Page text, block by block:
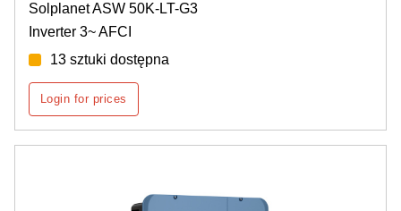
Solplanet ASW 50K-LT-G3
Inverter 3~ AFCI
13 sztuki dostępna
Login for prices